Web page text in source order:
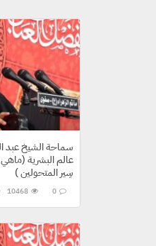
سماحة الشيخ عبد
عالم البشرية
سِير المتحولين )